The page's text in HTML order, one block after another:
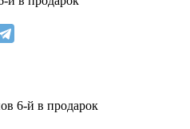
6-й в продарок